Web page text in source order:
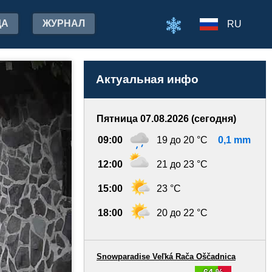
ЖУРНАЛ RU
Актуальная инфо
Пятница 07.08.2026 (сегодня)
09:00 19 до 20 °C 0,1 mm
12:00 21 до 23 °C
15:00 23 °C
18:00 20 до 22 °C
Snowparadise Veľká Rača Oščadnica